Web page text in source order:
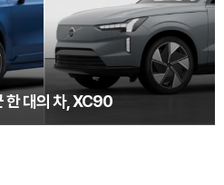
한 대의 차, XC90